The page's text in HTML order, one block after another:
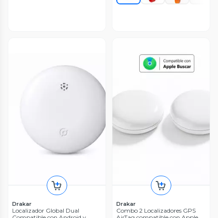
Drakar
Localizador Global Dual
Drakar
Combo 2 Localizadores GPS